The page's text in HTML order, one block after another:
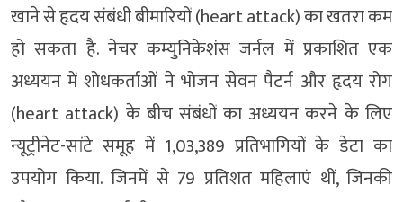
खाने से हृदय संबंधी बीमारियों (heart attack) का खतरा कम
हो सकता है. नेचर कम्युनिकेशंस जर्नल में प्रकाशित एक
अध्ययन में शोधकर्ताओं ने भोजन सेवन पैटर्न और हृदय रोग
(heart attack) के बीच संबंधों का अध्ययन करने के लिए
न्यूट्रीनेट-सांटे समूह में 1,03,389 प्रतिभागियों के डेटा का
उपयोग किया. जिनमें से 79 प्रतिशत महिलाएं थीं, जिनकी